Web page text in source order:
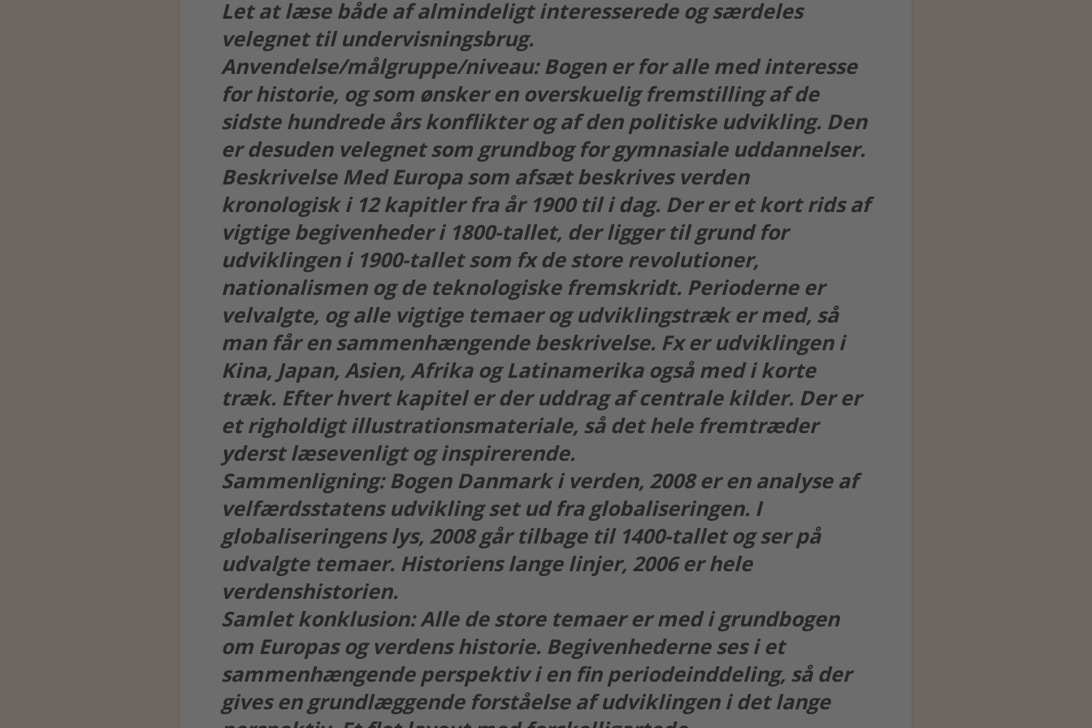
Let at læse både af almindeligt interesserede og særdeles
velegnet til undervisningsbrug.
Anvendelse/målgruppe/niveau: Bogen er for alle med interesse
for historie, og som ønsker en overskuelig fremstilling af de
sidste hundrede års konflikter og af den politiske udvikling. Den
er desuden velegnet som grundbog for gymnasiale uddannelser.
Beskrivelse Med Europa som afsæt beskrives verden
kronologisk i 12 kapitler fra år 1900 til i dag. Der er et kort rids af
vigtige begivenheder i 1800-tallet, der ligger til grund for
udviklingen i 1900-tallet som fx de store revolutioner,
nationalismen og de teknologiske fremskridt. Perioderne er
velvalgte, og alle vigtige temaer og udviklingstræk er med, så
man får en sammenhængende beskrivelse. Fx er udviklingen i
Kina, Japan, Asien, Afrika og Latinamerika også med i korte
træk. Efter hvert kapitel er der uddrag af centrale kilder. Der er
et righoldigt illustrationsmateriale, så det hele fremtræder
yderst læsevenligt og inspirerende.
Sammenligning: Bogen Danmark i verden, 2008 er en analyse af
velfærdsstatens udvikling set ud fra globaliseringen. I
globaliseringens lys, 2008 går tilbage til 1400-tallet og ser på
udvalgte temaer. Historiens lange linjer, 2006 er hele
verdenshistorien.
Samlet konklusion: Alle de store temaer er med i grundbogen
om Europas og verdens historie. Begivenhederne ses i et
sammenhængende perspektiv i en fin periodeinddeling, så der
gives en grundlæggende forståelse af udviklingen i det lange